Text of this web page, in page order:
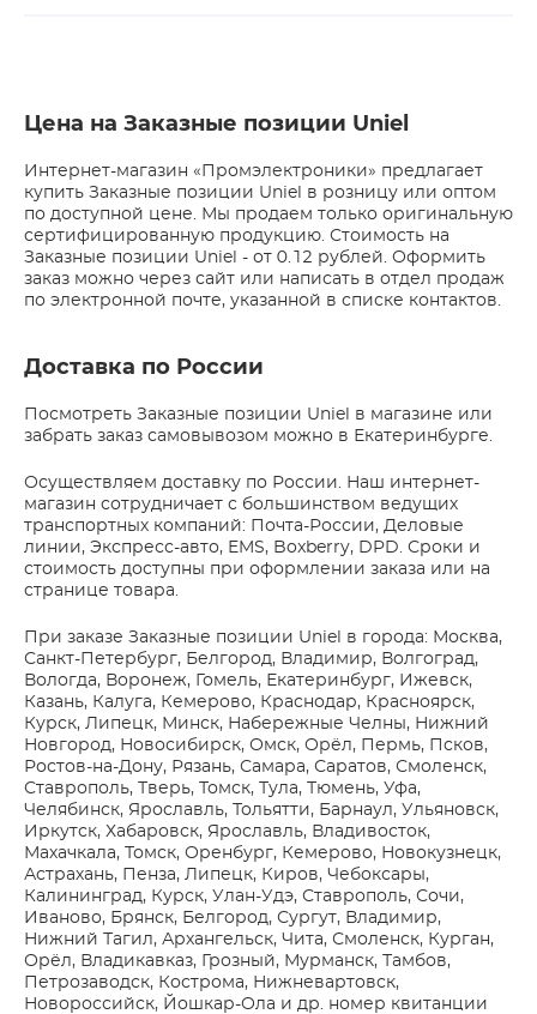
Цена на Заказные позиции Uniel
Интернет-магазин «Промэлектроники» предлагает
купить Заказные позиции Uniel в розницу или оптом
по доступной цене. Мы продаем только оригинальную
сертифицированную продукцию. Стоимость на
Заказные позиции Uniel - от 0.12 рублей. Оформить
заказ можно через сайт или написать в отдел продаж
по электронной почте, указанной в списке контактов.
Доставка по России
Посмотреть Заказные позиции Uniel в магазине или
забрать заказ самовывозом можно в Екатеринбурге.
Осуществляем доставку по России. Наш интернет-
магазин сотрудничает с большинством ведущих
транспортных компаний: Почта-России, Деловые
линии, Экспресс-авто, EMS, Boxberry, DPD. Сроки и
стоимость доступны при оформлении заказа или на
странице товара.
При заказе Заказные позиции Uniel в города: Москва,
Санкт-Петербург, Белгород, Владимир, Волгоград,
Вологда, Воронеж, Гомель, Екатеринбург, Ижевск,
Казань, Калуга, Кемерово, Краснодар, Красноярск,
Курск, Липецк, Минск, Набережные Челны, Нижний
Новгород, Новосибирск, Омск, Орёл, Пермь, Псков,
Ростов-на-Дону, Рязань, Самара, Саратов, Смоленск,
Ставрополь, Тверь, Томск, Тула, Тюмень, Уфа,
Челябинск, Ярославль, Тольятти, Барнаул, Ульяновск,
Иркутск, Хабаровск, Ярославль, Владивосток,
Махачкала, Томск, Оренбург, Кемерово, Новокузнецк,
Астрахань, Пенза, Липецк, Киров, Чебоксары,
Калининград, Курск, Улан-Удэ, Ставрополь, Сочи,
Иваново, Брянск, Белгород, Сургут, Владимир,
Нижний Тагил, Архангельск, Чита, Смоленск, Курган,
Орёл, Владикавказ, Грозный, Мурманск, Тамбов,
Петрозаводск, Кострома, Нижневартовск,
Новороссийск, Йошкар-Ола и др. номер квитанции